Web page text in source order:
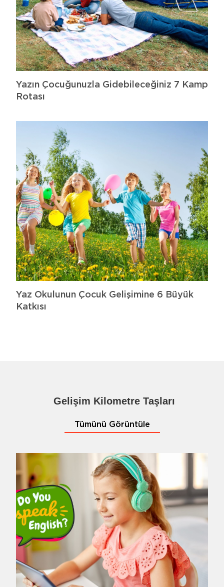
Yazın Çocuğunuzla Gidebileceğiniz 7 Kamp
Rotası
Yaz Okulunun Çocuk Gelişimine 6 Büyük
Katkısı
Gelişim Kilometre Taşları
Tümünü Görüntüle